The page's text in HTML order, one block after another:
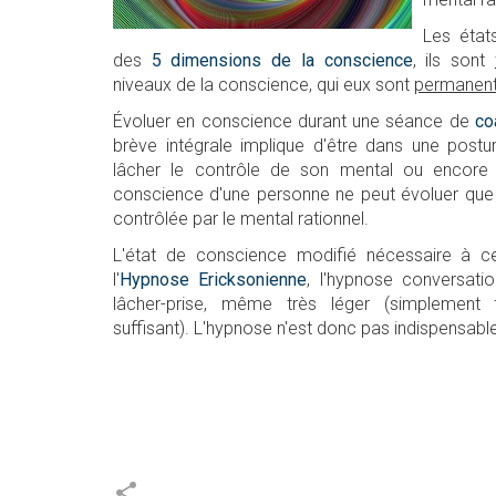
Les
des 5 dimensions de la conscience, ils sont
niveaux de la conscience, qui eux sont
Évoluer en conscience durant une séance de
brève intégrale implique d'être dans une
lâcher le contrôle de son mental ou encore
conscience d'une personne ne peut évoluer
contrôlée par le mental rationnel.
L'état de conscience modifié nécessaire à
l'Hypnose Ericksonienne, l'hypnose
lâcher-prise, même très léger
suffisant). L'hypnose n'est donc pas